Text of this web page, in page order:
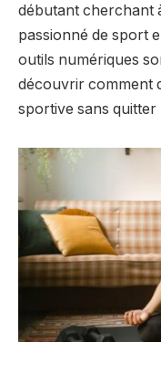
débutant cherchant
passionné de sport
outils numériques
découvrir comment
sportive sans